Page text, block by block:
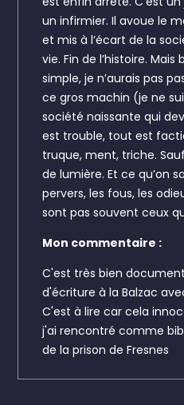
un infirmier. Il avoue le
et mis à l’écart de la
vie. Fin de l’histoire. Mais
simple, je n’aurais pas
ce gros machin (je ne
société naissante qui
est trouble, tout est
truque, ment, triche.
de lumière. Et ce qu’on
pervers, les fous, les
sont pas souvent ceux
Mon commentaire :
C'est très bien
d'écriture à la Balzac
C'est à lire car cela
j'ai rencontré comme
de la prison de Fresnes